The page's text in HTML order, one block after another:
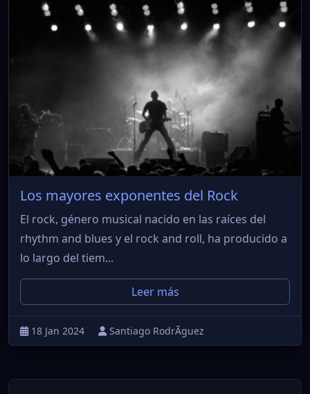
Los mayores exponentes del Rock
El rock, género musical nacido en las raíces del
rhythm and blues y el rock and roll, ha producido a
lo largo del tiem...
Leer más
18 Jan 2024 Santiago RodrÃ­guez